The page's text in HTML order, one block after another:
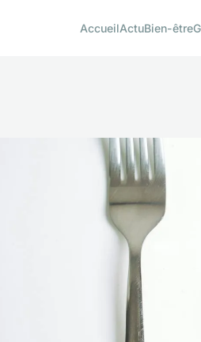
AccueilActuBien-être